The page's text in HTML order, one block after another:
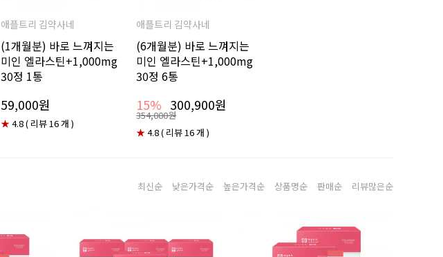
애플트리 김약사네
(1개월분) 바로 느껴지는
미인 엘라스틴+1,000mg
30정 1통
59,000원
★4.8 ( 리뷰 16 개 )
애플트리 김약사네
(6개월분) 바로 느껴지는
미인 엘라스틴+1,000mg
30정 6통
15% 300,900원
354,000원
★4.8 ( 리뷰 16 개 )
최신순 낮은가격순 높은가격순 상품명순 판매순 리뷰많은순